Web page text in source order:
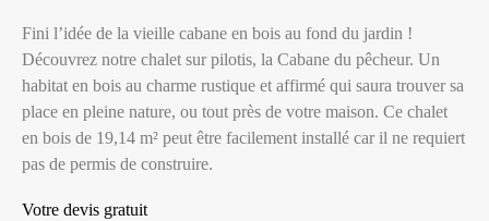
Fini l’idée de la vieille cabane en bois au fond du jardin !
Découvrez notre chalet sur pilotis, la Cabane du pêcheur. Un
habitat en bois au charme rustique et affirmé qui saura trouver sa
place en pleine nature, ou tout près de votre maison. Ce chalet
en bois de 19,14 m² peut être facilement installé car il ne requiert
pas de permis de construire.
Votre devis gratuit